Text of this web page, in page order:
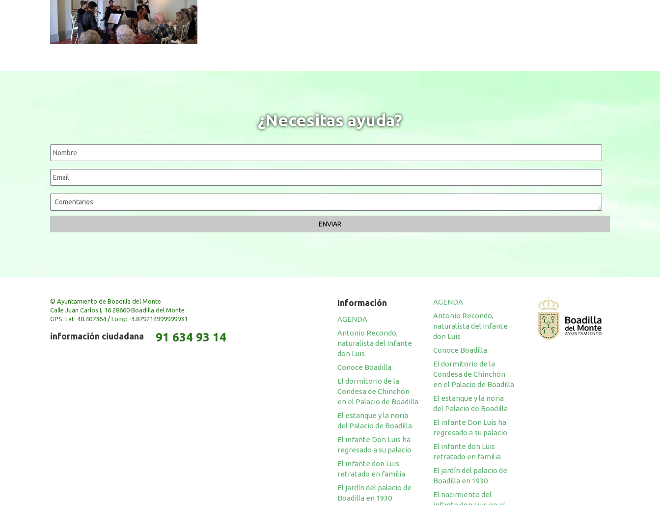
¿Necesitas ayuda?
© Ayuntamiento de Boadilla del Monte
Calle Juan Carlos I, 16 28660 Boadilla del Monte
GPS: Lat: 40.407364 / Long: -3.879214999999931
información ciudadana 91 634 93 14
Información
AGENDA
Antonio Recondo,
naturalista del Infante
don Luis
Conoce Boadilla
El dormitorio de la
Condesa de Chinchón
en el Palacio de Boadilla
El estanque y la noria
del Palacio de Boadilla
El infante Don Luis ha
regresado a su palacio
El infante don Luis
retratado en familia
El jardín del palacio de
Boadilla en 1930
AGENDA
Antonio Recondo,
naturalista del Infante
don Luis
Conoce Boadilla
El dormitorio de la
Condesa de Chinchón
en el Palacio de Boadilla
El estanque y la noria
del Palacio de Boadilla
El infante Don Luis ha
regresado a su palacio
El infante don Luis
retratado en familia
El jardín del palacio de
Boadilla en 1930
El nacimiento del